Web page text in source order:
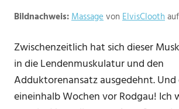
Bildnachweis:Massagevon ElvisCloothauf
Zwischenzeitlich hat sich dieser
in die Lendenmuskulatur und den
Adduktorenansatz ausgedehnt. Und
eineinhalb Wochen vor Rodgau! Ich